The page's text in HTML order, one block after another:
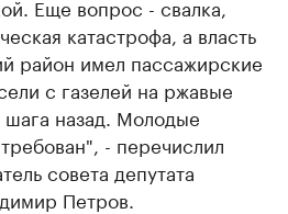
Еще вопрос - свалка,
катастрофа, а власть
район имел пассажирские
с газелей на ржавые
шага назад. Молодые
- перечислил
совета депутата
Петров.